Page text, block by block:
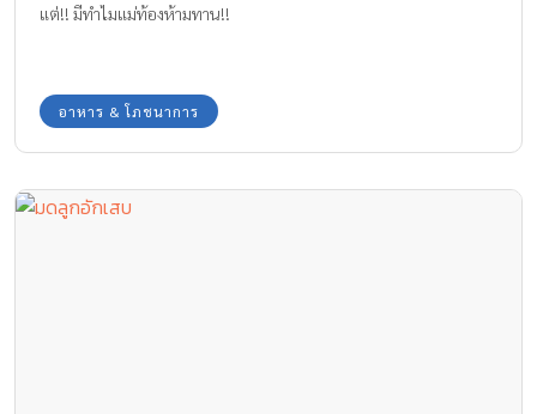
แต่!! มีทำไมแม่ท้องห้ามทาน!!
อาหาร & โภชนาการ